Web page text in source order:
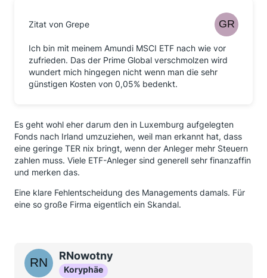
Zitat von Grepe
Ich bin mit meinem Amundi MSCI ETF nach wie vor
zufrieden. Das der Prime Global verschmolzen wird
wundert mich hingegen nicht wenn man die sehr
günstigen Kosten von 0,05% bedenkt.
Es geht wohl eher darum den in Luxemburg aufgelegten
Fonds nach Irland umzuziehen, weil man erkannt hat, dass
eine geringe TER nix bringt, wenn der Anleger mehr Steuern
zahlen muss. Viele ETF-Anleger sind generell sehr finanzaffin
und merken das.
Eine klare Fehlentscheidung des Managements damals. Für
eine so große Firma eigentlich ein Skandal.
RNowotny
Koryphäe